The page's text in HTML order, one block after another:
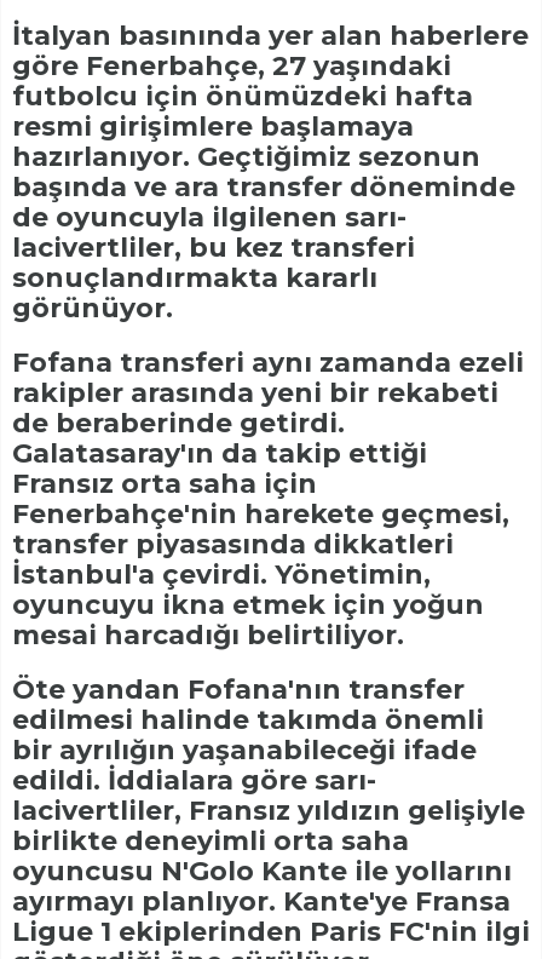
İtalyan basınında yer alan haberlere
göre Fenerbahçe, 27 yaşındaki
futbolcu için önümüzdeki hafta
resmi girişimlere başlamaya
hazırlanıyor. Geçtiğimiz sezonun
başında ve ara transfer döneminde
de oyuncuyla ilgilenen sarı-
lacivertliler, bu kez transferi
sonuçlandırmakta kararlı
görünüyor.
Fofana transferi aynı zamanda ezeli
rakipler arasında yeni bir rekabeti
de beraberinde getirdi.
Galatasaray'ın da takip ettiği
Fransız orta saha için
Fenerbahçe'nin harekete geçmesi,
transfer piyasasında dikkatleri
İstanbul'a çevirdi. Yönetimin,
oyuncuyu ikna etmek için yoğun
mesai harcadığı belirtiliyor.
Öte yandan Fofana'nın transfer
edilmesi halinde takımda önemli
bir ayrılığın yaşanabileceği ifade
edildi. İddialara göre sarı-
lacivertliler, Fransız yıldızın gelişiyle
birlikte deneyimli orta saha
oyuncusu N'Golo Kante ile yollarını
ayırmayı planlıyor. Kante'ye Fransa
Ligue 1 ekiplerinden Paris FC'nin ilgi